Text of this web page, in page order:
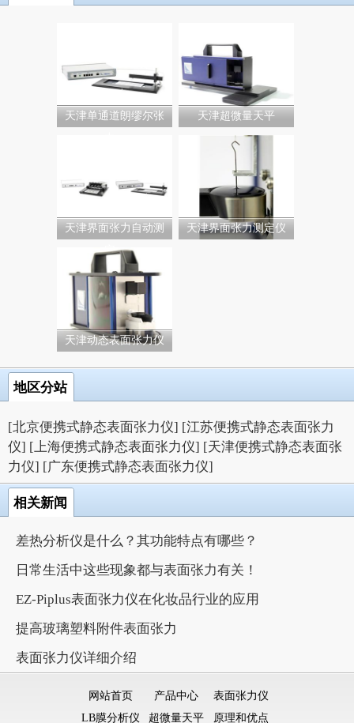
天津单通道朗缪尔张
天津超微量天平
天津界面张力自动测
定...
天津界面张力测定仪
天津动态表面张力仪
地区分站
[北京便携式静态表面张力仪] [江苏便携式静态表面张力
仪] [上海便携式静态表面张力仪] [天津便携式静态表面张
力仪] [广东便携式静态表面张力仪]
相关新闻
差热分析仪是什么？其功能特点有哪些？
日常生活中这些现象都与表面张力有关！
EZ-Piplus表面张力仪在化妆品行业的应用
提高玻璃塑料附件表面张力
表面张力仪详细介绍
网站首页 产品中心
表面张力仪
LB膜分析仪
超微量天平 原理和优点